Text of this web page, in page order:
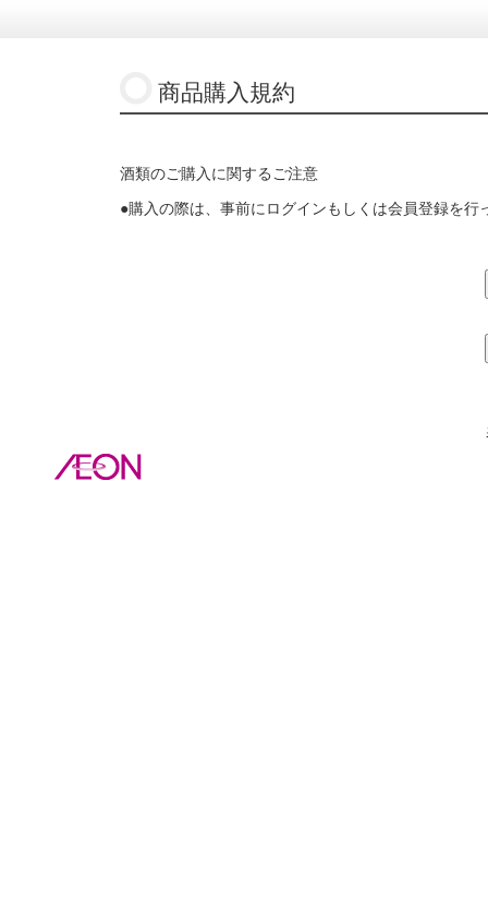
商品購入規約
酒類のご購入に関するご注意
●購入の際は、事前にログインもしくは会員登録を